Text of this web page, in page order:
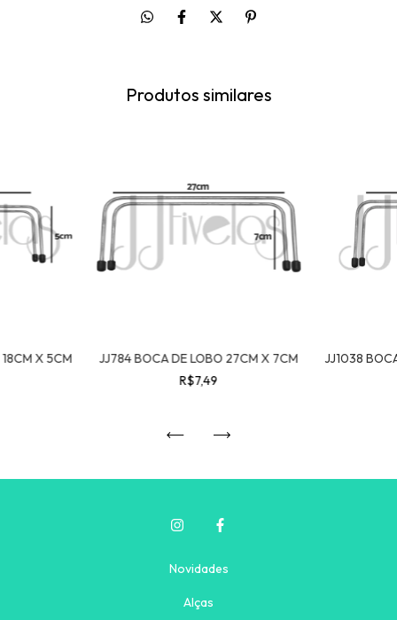
Produtos similares
X 5CM
JJ784 BOCA DE LOBO 27CM X 7CM
R$7,49
JJ1038
Novidades
Alças